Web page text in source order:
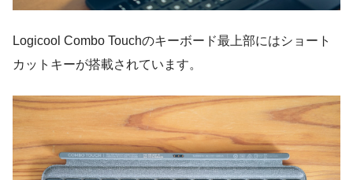
Logicool Combo Touchのキーボード最上部にはショート
カットキーが搭載されています。